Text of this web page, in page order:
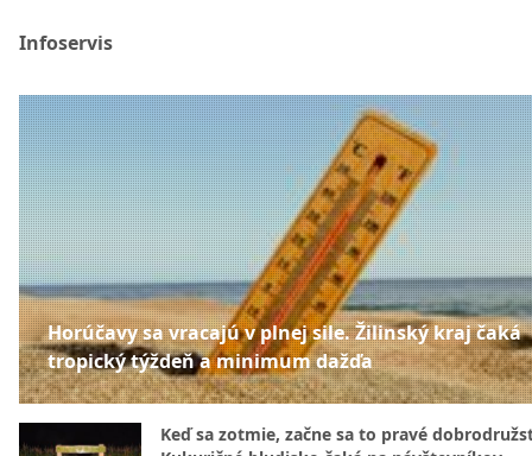
Infoservis
Horúčavy sa vracajú v plnej sile. Žilinský kraj čaká
tropický týždeň a minimum dažďa
Keď sa zotmie, začne sa to pravé